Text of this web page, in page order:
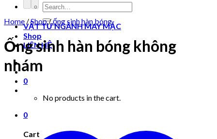
Search
for:
VẬT TƯ NGÀNH MAY MẶC
Shop
LIÊN HỆ
0
No products in the cart.
0
Cart
Home /Shop/ống sinh hàn bóng
Ống sinh hàn bóng không
nhám